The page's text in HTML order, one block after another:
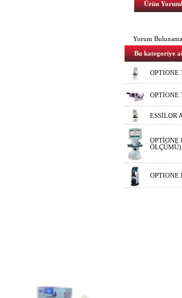
Ürün
Yorum
Bu kategoriye
OPTIONE
OPTIONE
ESSİLOR
OPTİONE
ÖLÇÜMÜ)
OPTIONE